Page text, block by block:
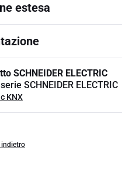
estesa
SCHNEIDER ELECTRIC
SCHNEIDER ELECTRIC
KNX
indietro